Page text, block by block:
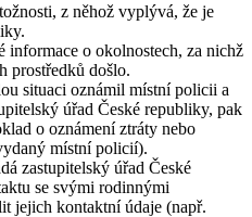
z něhož vyplývá, že je
informace o okolnostech, za nichž
prostředků došlo.
situaci oznámil místní policii a
úřad České republiky, pak
o oznámení ztráty nebo
místní policií).
zastupitelský úřad České
se svými rodinnými
jejich kontaktní údaje (např.